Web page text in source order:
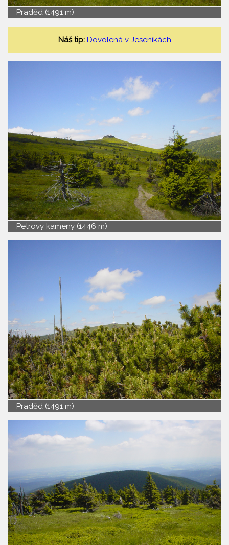
Praděd (1491 m)
Náš tip: Dovolená v Jeseníkách
Petrovy kameny (1446 m)
Praděd (1491 m)